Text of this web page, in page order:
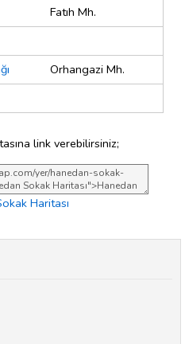
Fatıh Mh.
Orhangazi Mh.
link verebilirsiniz;
Haritası